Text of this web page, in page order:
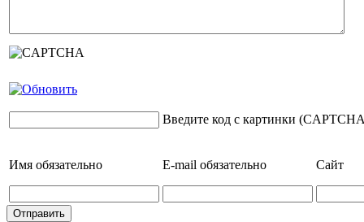
Введите код с картинки
Имя обязательно E-mail обязательно Сайт